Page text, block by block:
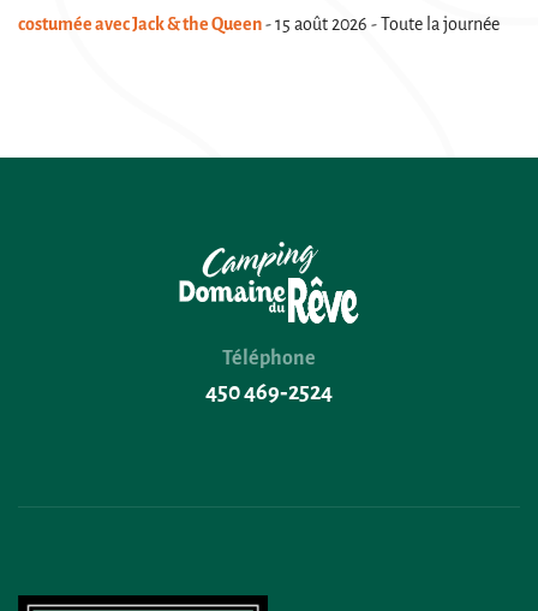
costumée avec Jack & the Queen- 15 août 2026 - Toute la journée
Téléphone
450 469‑2524